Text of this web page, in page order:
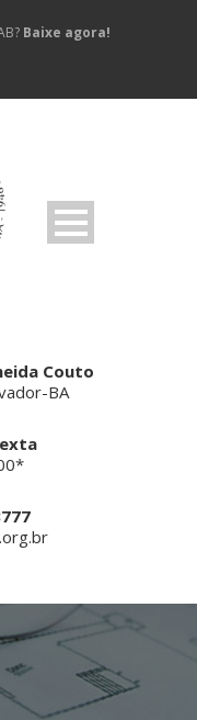
Baixe agora!
Couto
BA